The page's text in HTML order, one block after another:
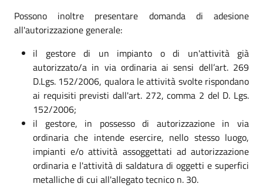
Possono inoltre presentare domanda di adesione
all'autorizzazione generale:
il gestore di un impianto o di un'attività già
autorizzato/a in via ordinaria ai sensi dell’art. 269
D.Lgs. 152/2006, qualora le attività svolte rispondano
ai requisiti previsti dall'art. 272, comma 2 del D. Lgs.
152/2006;
il gestore, in possesso di autorizzazione in via
ordinaria che intende esercire, nello stesso luogo,
impianti e/o attività assoggettati ad autorizzazione
ordinaria e l'attività di saldatura di oggetti e superfici
metalliche di cui all'allegato tecnico n. 30.